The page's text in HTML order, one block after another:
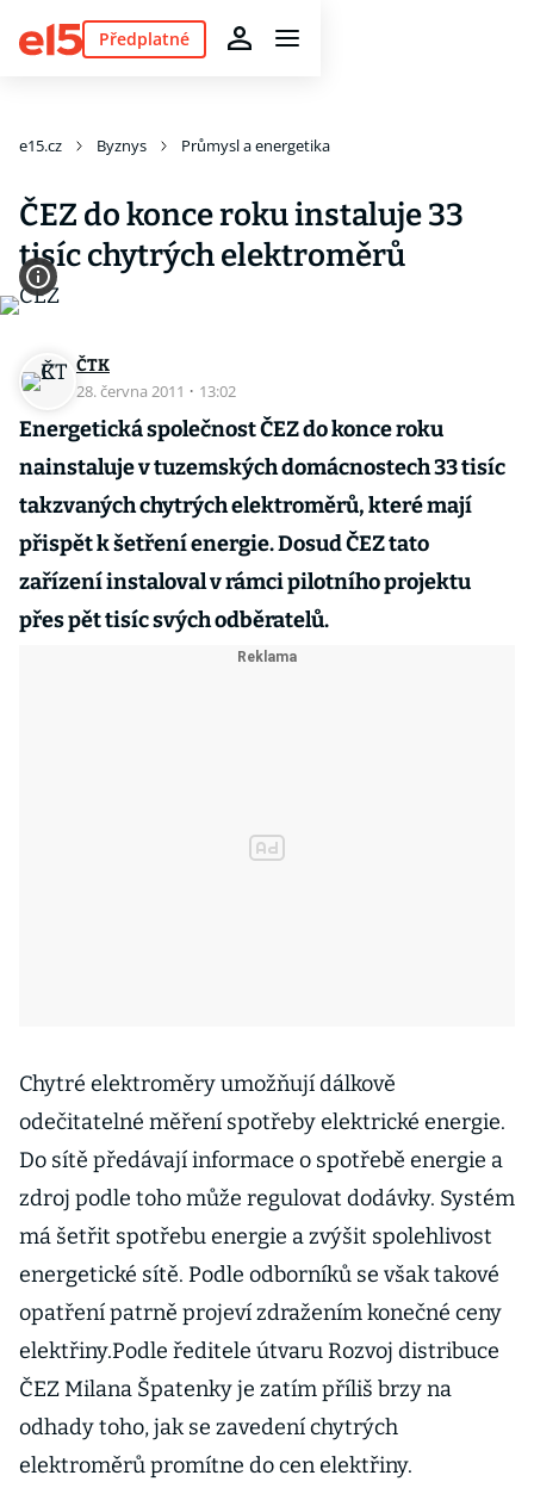
Předplatné
e15.cz Byznys Průmysl a energetika
ČEZ do konce roku instaluje 33
tisíc chytrých elektroměrů
ČTK
28. června 2011 · 13:02
Energetická společnost ČEZ do konce roku
nainstaluje v tuzemských domácnostech 33 tisíc
takzvaných chytrých elektroměrů, které mají
přispět k šetření energie. Dosud ČEZ tato
zařízení instaloval v rámci pilotního projektu
přes pět tisíc svých odběratelů.
Chytré elektroměry umožňují dálkově
odečitatelné měření spotřeby elektrické energie.
Do sítě předávají informace o spotřebě energie a
zdroj podle toho může regulovat dodávky. Systém
má šetřit spotřebu energie a zvýšit spolehlivost
energetické sítě. Podle odborníků se však takové
opatření patrně projeví zdražením konečné ceny
elektřiny.Podle ředitele útvaru Rozvoj distribuce
ČEZ Milana Špatenky je zatím příliš brzy na
odhady toho, jak se zavedení chytrých
elektroměrů promítne do cen elektřiny.